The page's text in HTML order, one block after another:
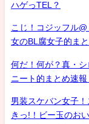
ハゲっTEL？
こじ！コジッフル
女のBL腐女子的ま
何だ！何が？真・
ニート的まとめ速報
男装スケバン女子
きっ!！ビー玉のお